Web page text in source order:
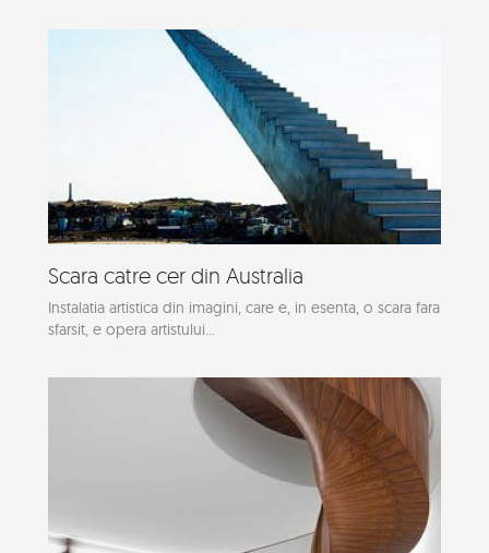
Scara catre cer din Australia
Instalatia artistica din imagini, care e, in esenta, o scara fara
sfarsit, e opera artistului...